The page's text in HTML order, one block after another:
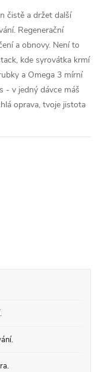
čistě a držet další
Regenerační
a obnovy. Není to
kde syrovátka krmí
a Omega 3 mírní
- v jedný dávce máš
oprava, tvoje jistota